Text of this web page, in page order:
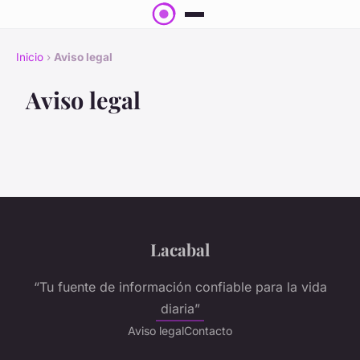
Inicio › Aviso legal
Aviso legal
Lacabal
“Tu fuente de información confiable para la vida
diaria”
Aviso legalContacto